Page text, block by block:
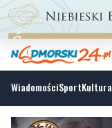
WiadomościSportKultura